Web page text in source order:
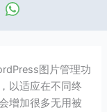
图片管理功
以适应在不同终
增加很多无用被